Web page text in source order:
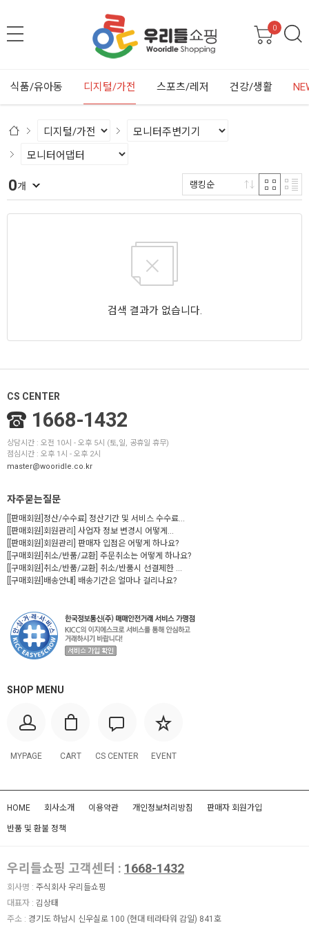
0
식품/유아동 디지털/가전 스포츠/레저 건강/생활
0개 랭킹순
검색 결과가 없습니다.
CS CENTER
1668-1432
상담시간 : 오전 10시 - 오후 5시 (토,일, 공휴일 휴무)
점심시간 : 오후 1시 - 오후 2시
master@wooridle.co.kr
자주묻는질문
[[판매회원]정산/수수료] 정산기간 및 서비스 수수료...
[[판매회원]회원관리] 사업자 정보 변경시 어떻게...
[[판매회원]회원관리] 판매자 입점은 어떻게 하나요?
[[구매회원]취소/반품/교환] 주문취소는 어떻게 하나요?
[[구매회원]취소/반품/교환] 취소/반품시 선결제한 ...
[[구매회원]배송안내] 배송기간은 얼마나 걸리나요?
SHOP MENU
MYPAGE CART CS CENTER EVENT
HOME 회사소개 이용약관 개인정보처리방침 판매자 회원가입
반품 및 환불 정책
우리들쇼핑 고객센터 : 1668-1432
회사명 : 주식회사 우리들쇼핑
대표자 : 김상태
주소 : 경기도 하남시 신우실로 100 (현대 테라타워 감일) 841호